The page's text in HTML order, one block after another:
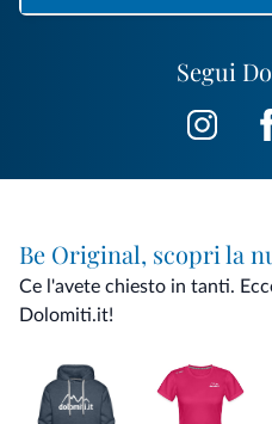
Segui
Be Original, scopri la
Ce l'avete chiesto in tanti.
Dolomiti.it!